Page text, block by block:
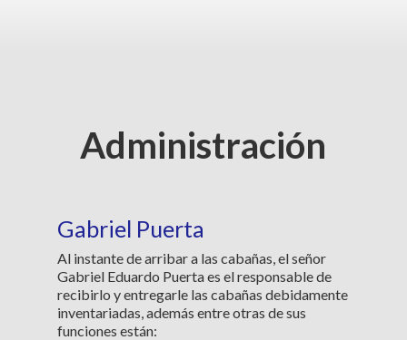
Administración
Gabriel Puerta
Al instante de arribar a las cabañas, el señor
Gabriel Eduardo Puerta es el responsable de
recibirlo y entregarle las cabañas debidamente
inventariadas, además entre otras de sus
funciones están: